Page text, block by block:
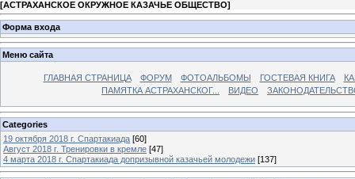
[АСТРАХАНСКОЕ ОКРУЖНОЕ КАЗАЧЬЕ ОБЩЕСТВО]
Форма входа
Меню сайта
ГЛАВНАЯ СТРАНИЦА ФОРУМ ФОТОАЛЬБОМЫ ГОСТЕВАЯ КНИГА
ПАМЯТКА АСТРАХАНСКОГ...
ВИДЕО
Categories
19 октября 2018 г. Спартакиада [60]
Август 2018 г. Тренировки в кремле [47]
4 марта 2018 г. Спартакиада допризывной казачьей молодежи [137]